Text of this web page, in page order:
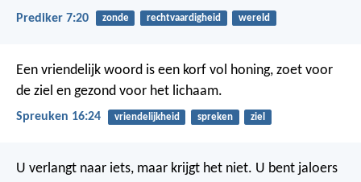
Prediker 7:20 zonde rechtvaardigheid wereld
Een vriendelijk woord is een korf vol honing, zoet voor
de ziel en gezond voor het lichaam.
Spreuken 16:24 vriendelijkheid spreken ziel
U verlangt naar iets, maar krijgt het niet. U bent jaloers